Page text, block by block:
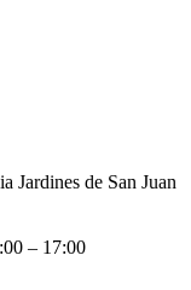
Jardines de San Juan
– 17:00